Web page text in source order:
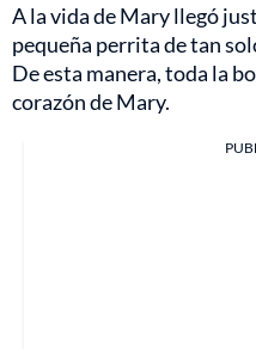
A la vida de Mary llegó
pequeña perrita de tan
De esta manera, toda la
corazón de Mary.